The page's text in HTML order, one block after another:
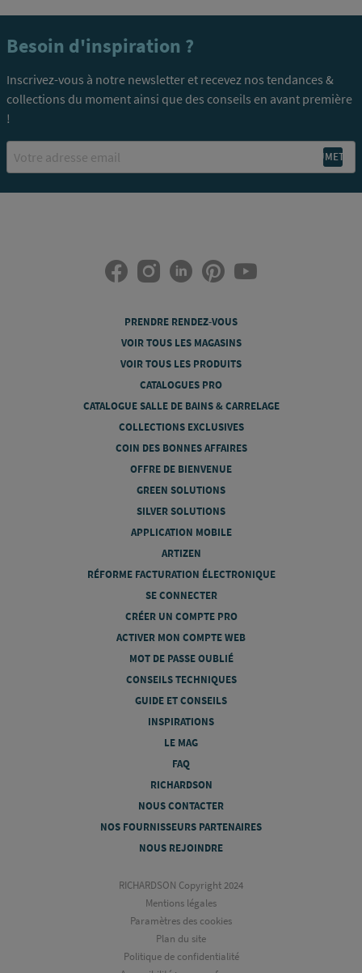
Besoin d'inspiration ?
Inscrivez-vous à notre newsletter et recevez nos tendances &
collections du moment ainsi que des conseils en avant première
!
PRENDRE RENDEZ-VOUS
VOIR TOUS LES MAGASINS
VOIR TOUS LES PRODUITS
CATALOGUES PRO
CATALOGUE SALLE DE BAINS & CARRELAGE
COLLECTIONS EXCLUSIVES
COIN DES BONNES AFFAIRES
OFFRE DE BIENVENUE
GREEN SOLUTIONS
SILVER SOLUTIONS
APPLICATION MOBILE
ARTIZEN
RÉFORME FACTURATION ÉLECTRONIQUE
SE CONNECTER
CRÉER UN COMPTE PRO
ACTIVER MON COMPTE WEB
MOT DE PASSE OUBLIÉ
CONSEILS TECHNIQUES
GUIDE ET CONSEILS
INSPIRATIONS
LE MAG
FAQ
RICHARDSON
NOUS CONTACTER
NOS FOURNISSEURS PARTENAIRES
NOUS REJOINDRE
RICHARDSON Copyright 2024
Mentions légales
Paramètres des cookies
Plan du site
Politique de confidentialité